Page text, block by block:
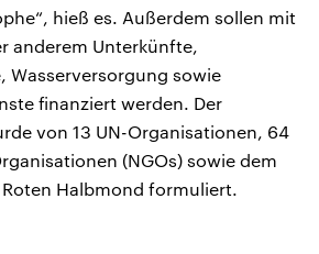
hieß es. Außerdem sollen mit
anderem Unterkünfte,
Wasserversorgung sowie
finanziert werden. Der
von 13 UN-Organisationen, 64
(NGOs) sowie dem
Halbmond formuliert.